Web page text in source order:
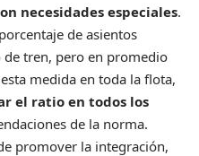
necesidades especiales.
de asientos
tren, pero en promedio
medida en toda la flota,
el ratio en todos los
de la norma.
promover la integración,